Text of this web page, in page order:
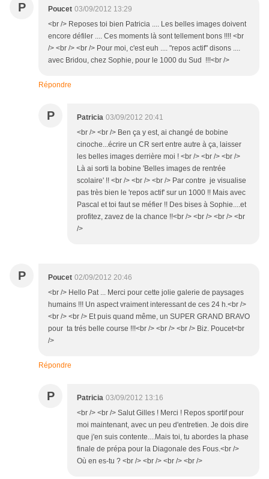
P Poucet 03/09/2012 13:29
<br /> Reposes toi bien Patricia .... Les belles images doivent
encore défiler .... Ces moments là sont tellement bons !!!! <br
/> <br /> <br /> Pour moi, c'est euh .... "repos actif" disons ....
avec Bridou, chez Sophie, pour le 1000 du Sud !!!<br />
Répondre
P Patricia 03/09/2012 20:41
<br /> <br /> Ben ça y est, ai changé de bobine
cinoche...écrire un CR sert entre autre à ça, laisser
les belles images derrière moi ! <br /> <br /> <br />
Là ai sorti la bobine 'Belles images de rentrée
scolaire' !! <br /> <br /> <br /> Par contre je visualise
pas très bien le 'repos actif' sur un 1000 !! Mais avec
Pascal et toi faut se méfier !! Des bises à Sophie....et
profitez, zavez de la chance !!<br /> <br /> <br /> <br
/>
P Poucet 02/09/2012 20:46
<br /> Hello Pat ... Merci pour cette jolie galerie de paysages
humains !!! Un aspect vraiment interessant de ces 24 h.<br />
<br /> <br /> Et puis quand même, un SUPER GRAND BRAVO
pour ta trés belle course !!!<br /> <br /> <br /> Biz. Poucet<br
/>
Répondre
P Patricia 03/09/2012 13:16
<br /> <br /> Salut Gilles ! Merci ! Repos sportif pour
moi maintenant, avec un peu d'entretien. Je dois dire
que j'en suis contente....Mais toi, tu abordes la phase
finale de prépa pour la Diagonale des Fous.<br />
Où en es-tu ? <br /> <br /> <br /> <br />